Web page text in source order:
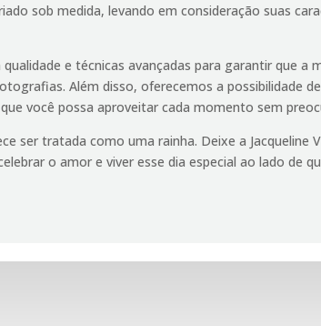
sob medida, levando em consideração suas
e técnicas avançadas para garantir que
Além disso, oferecemos a possibilidade
você possa aproveitar cada momento sem
ser tratada como uma rainha. Deixe a Jacqueline
o amor e viver esse dia especial ao lado de